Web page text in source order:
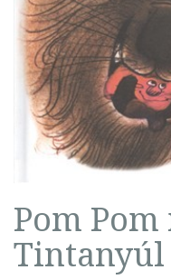
Pom
Tintanyúl